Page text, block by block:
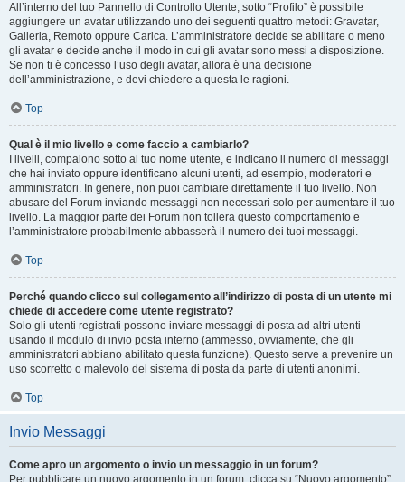
All’interno del tuo Pannello di Controllo Utente, sotto “Profilo” è possibile
aggiungere un avatar utilizzando uno dei seguenti quattro metodi: Gravatar,
Galleria, Remoto oppure Carica. L’amministratore decide se abilitare o meno
gli avatar e decide anche il modo in cui gli avatar sono messi a disposizione.
Se non ti è concesso l’uso degli avatar, allora è una decisione
dell’amministrazione, e devi chiedere a questa le ragioni.
Top
Qual è il mio livello e come faccio a cambiarlo?
I livelli, compaiono sotto al tuo nome utente, e indicano il numero di messaggi
che hai inviato oppure identificano alcuni utenti, ad esempio, moderatori e
amministratori. In genere, non puoi cambiare direttamente il tuo livello. Non
abusare del Forum inviando messaggi non necessari solo per aumentare il tuo
livello. La maggior parte dei Forum non tollera questo comportamento e
l’amministratore probabilmente abbasserà il numero dei tuoi messaggi.
Top
Perché quando clicco sul collegamento all’indirizzo di posta di un utente mi
chiede di accedere come utente registrato?
Solo gli utenti registrati possono inviare messaggi di posta ad altri utenti
usando il modulo di invio posta interno (ammesso, ovviamente, che gli
amministratori abbiano abilitato questa funzione). Questo serve a prevenire un
uso scorretto o malevolo del sistema di posta da parte di utenti anonimi.
Top
Invio Messaggi
Come apro un argomento o invio un messaggio in un forum?
Per pubblicare un nuovo argomento in un forum, clicca su “Nuovo argomento”.